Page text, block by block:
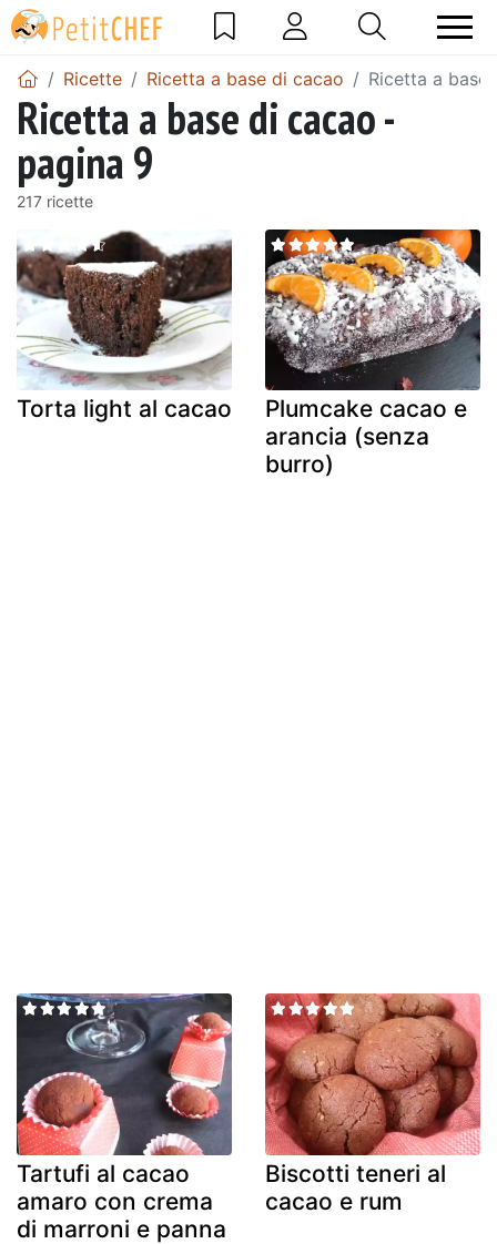
Ricette Ricetta a base di cacao Ricetta a
Ricetta a base di cacao -
pagina 9
217 ricette
Torta light al cacao
Plumcake cacao e
arancia (senza
burro)
Tartufi al cacao
amaro con crema
di marroni e panna
Biscotti teneri al
cacao e rum